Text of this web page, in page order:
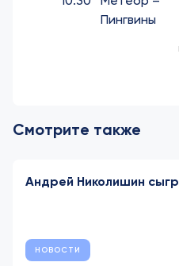
Пингвины
Смотрите также
Андрей Николишин
НОВОСТИ